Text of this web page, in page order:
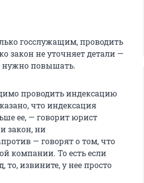
госслужащим, проводить
закон не уточняет детали —
нужно повышать.
проводить индексацию
что индексация
ее, — говорит юрист
закон, ни
— говорят о том, что
компании. То есть если
извините, у нее просто